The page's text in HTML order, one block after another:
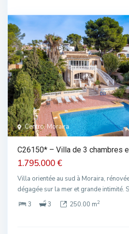
Centro, Moraira
C26150* – Villa de 3 chambres
1.795.000 €
Villa orientée au sud à Moraira,
dégagée sur la mer et grande intimité.
3
3 250.00 m2